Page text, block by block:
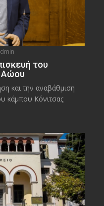
του
Αώου
και την αναβάθμιση
κάμπου Κόνιτσας